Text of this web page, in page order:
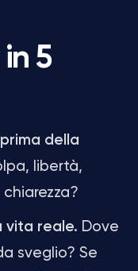
5
della
libertà,
vita reale. Dove
sveglio? Se